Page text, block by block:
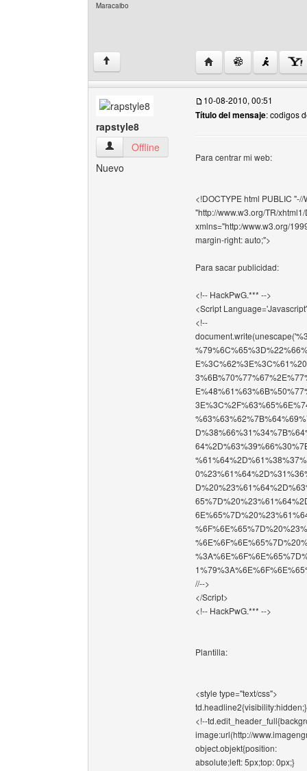
Maracaibo
↑ Visitar sitio web del
rapstyle8
rapstyle8 Ver perfil del usuario
Offline
Nuevo
10-08-2010, 00:51
Título del mensaje: codigos
Para centrar mi web:
<!DOCTYPE html PUBLIC
"http://www.w3.org/TR/
xmlns="http:/www.w3.org/
margin-right: auto;">
Para sacar publicidad:
<!-- HackPwG.*** -->
<Script
<!--
//-->
</Script>
<!-- HackPwG.*** -->
Plantilla:
<style type="text/css">
<!--
image:url(http://
object.objekt{position:
absolute;left: 5px;top: 0px;}